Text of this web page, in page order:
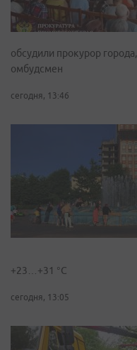
обсудили прокурор
омбудсмен
сегодня, 13:46
+23…+31 °C
сегодня, 13:05